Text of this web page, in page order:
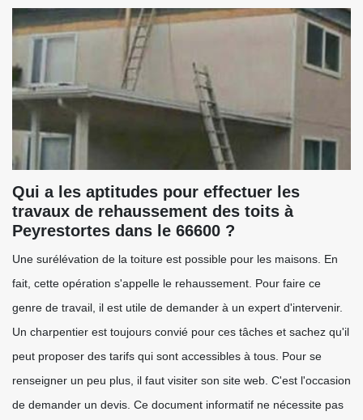
Qui a les aptitudes pour effectuer les
travaux de rehaussement des toits à
Peyrestortes dans le 66600 ?
Une surélévation de la toiture est possible pour les maisons. En
fait, cette opération s'appelle le rehaussement. Pour faire ce
genre de travail, il est utile de demander à un expert d'intervenir.
Un charpentier est toujours convié pour ces tâches et sachez qu'il
peut proposer des tarifs qui sont accessibles à tous. Pour se
renseigner un peu plus, il faut visiter son site web. C'est l'occasion
de demander un devis. Ce document informatif ne nécessite pas